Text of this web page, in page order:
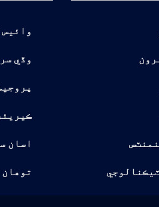
وڏي
ڪيريئر
اسان
توهان